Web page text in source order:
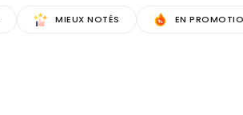
MIEUX NOTÉS EN